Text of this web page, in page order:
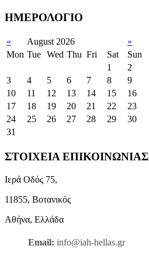
ΗΜΕΡΟΛΟΓΙΟ
« August 2026
»
Mon Tue Wed Thu Fri Sat
Sun
1
2
3
4 5 6 7 8
9
10
11 12 13 14 15
16
17
18 19 20 21 22
23
24
25 26 27 28 29
30
31
ΣΤΟΙΧΕΙΑ ΕΠΙΚΟΙΝΩΝΙΑΣ
Ιερά Οδός 75,
11855, Βοτανικός
Αθήνα, Ελλάδα
Email: info@iah-hellas.gr